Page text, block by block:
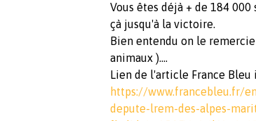
Vous êtes déjà + de 184
çà jusqu'à la victoire.
Bien entendu on le
animaux )....
Lien de l'article France Bleu
https://www.francebleu.fr/
depute-lrem-des-alpes-